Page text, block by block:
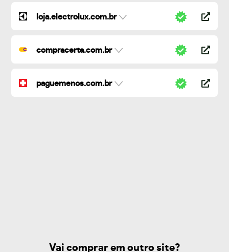
loja.electrolux.com.br
compracerta.com.br
paguemenos.com.br
Vai comprar em outro site?